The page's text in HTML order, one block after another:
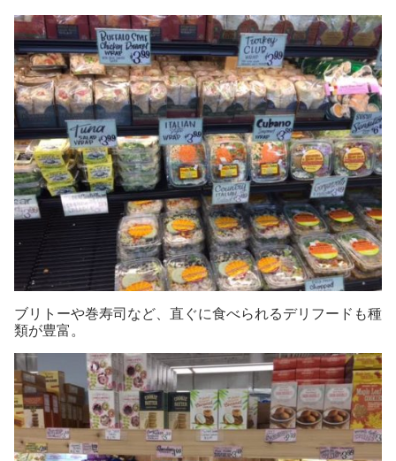
ブリトーや巻寿司など、直ぐに食べられるデリフードも種
類が豊富。